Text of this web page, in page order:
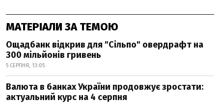
МАТЕРІАЛИ ЗА ТЕМОЮ
Ощадбанк відкрив для "Сільпо" овердрафт на
300 мільйонів гривень
5 СЕРПНЯ, 13:05
Валюта в банках України продовжує зростати:
актуальний курс на 4 серпня